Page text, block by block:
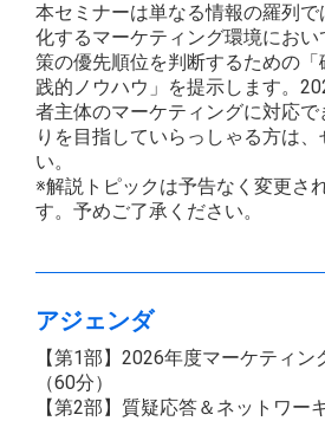
本セミナーは単なる情報の羅列
化するマーケティング環境にお
策の優先順位を判断するための
践的ノウハウ」を提示します。
者主体のマーケティングに対応で
りを目指していらっしゃる方は
い。
※解説トピックは予告なく変更さ
す。予めご了承ください。
アジェンダ
【第1部】2026年度マーケティ
（60分）
【第2部】質疑応答＆ネットワー